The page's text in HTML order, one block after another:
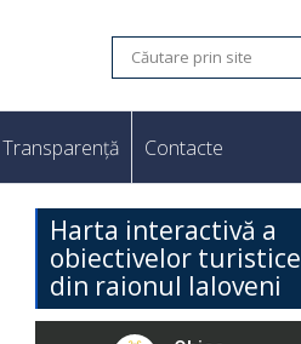
Transparență Contacte
Harta interactivă a
obiectivelor turistice
din raionul Ialoveni